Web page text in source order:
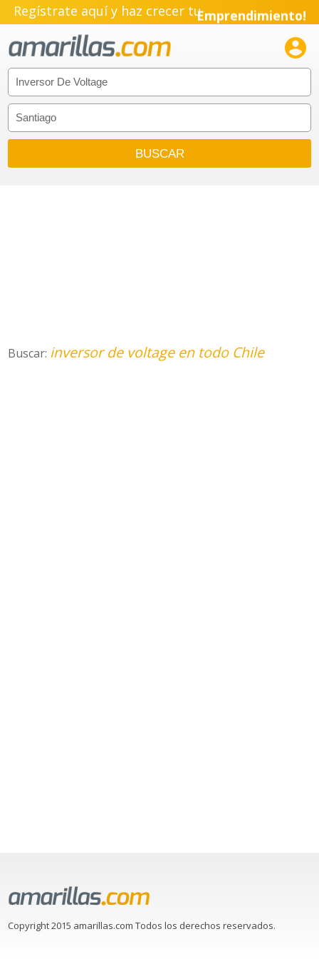
Regístrate aquí y haz crecer tuEmprendimiento!

Buscar: inversor de voltage en todo Chile
Copyright 2015 amarillas.com Todos los derechos reservados.